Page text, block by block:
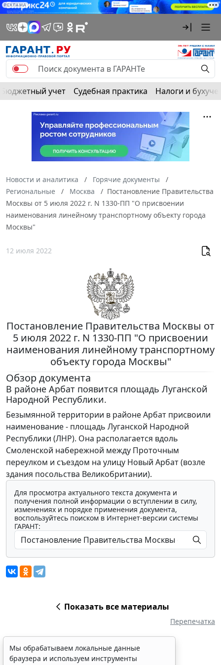
РЕКЛАМА
Бюджетный учет Судебная практика Налоги и
Новости и аналитика
Горячие документы
Региональные
Москва
Постановление Правительства
Москвы от 5 июля 2022 г. N 1330-ПП "О присвоении
наименования линейному транспортному объекту города
Москвы"
12 июля 2022
Постановление Правительства Москвы от
5 июля 2022 г. N 1330-ПП "О присвоении
наименования линейному транспортному
объекту города Москвы"
Обзор документа
В районе Арбат появится площадь Луганской
Народной Республики.
Безымянной территории в районе Арбат присвоили
наименование - площадь Луганской Народной
Республики (ЛНР). Она располагается вдоль
Смоленской набережной между Проточным
переулком и съездом на улицу Новый Арбат (возле
здания посольства Великобритании).
Для просмотра актуального текста документа и
получения полной информации о вступлении в силу,
изменениях и порядке применения документа,
воспользуйтесь поиском в Интернет-версии системы
ГАРАНТ:
Показать все материалы
Перепечатка
Мы обрабатываем локальные данные
браузера и используем инструменты